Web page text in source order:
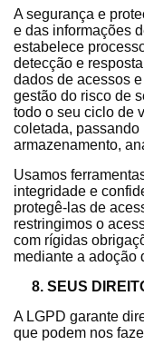
A segurança e
e das informações
estabelece
detecção e
dados de acessos
gestão do risco de
todo o seu ciclo de
coletada, passando
armazenamento,
Usamos
integridade e
protegê-las de
restringimos o
com rígidas
mediante a adoção
8. SEUS
A LGPD garante
que podem nos